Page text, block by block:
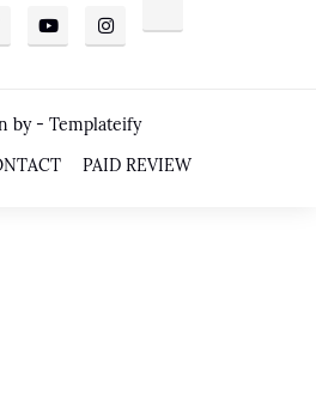
by - Templateify
PAID REVIEW